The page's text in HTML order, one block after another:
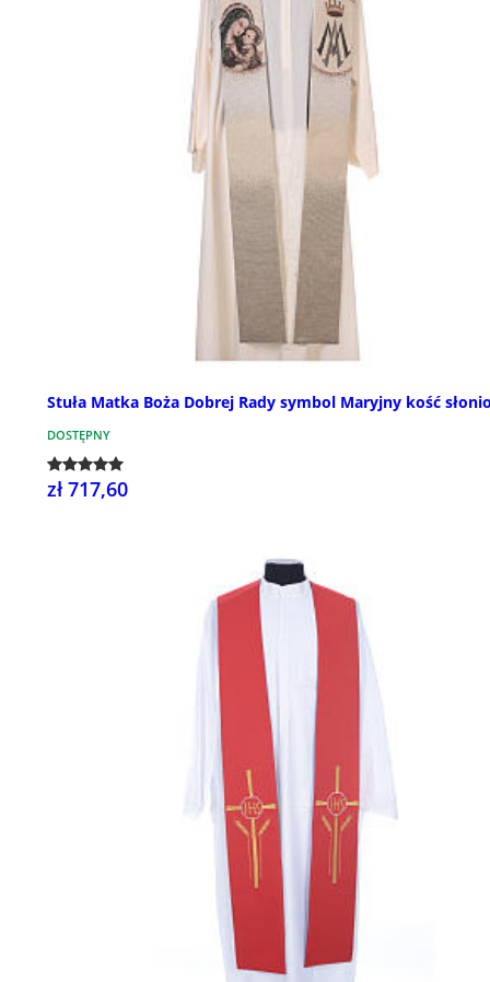
Stuła Matka Boża Dobrej Rady symbol Maryjny kość
DOSTĘPNY
zł 717,60